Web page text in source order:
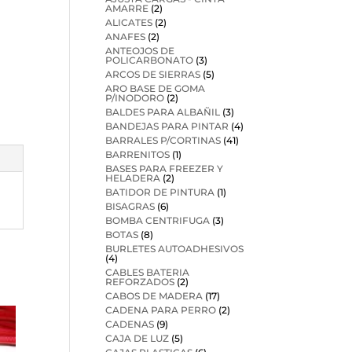
AMARRE (2)
ALICATES (2)
ANAFES (2)
ANTEOJOS DE
POLICARBONATO (3)
ARCOS DE SIERRAS (5)
ARO BASE DE GOMA
P/INODORO (2)
BALDES PARA ALBAÑIL (3)
BANDEJAS PARA PINTAR (4)
BARRALES P/CORTINAS (41)
BARRENITOS (1)
BASES PARA FREEZER Y
HELADERA (2)
BATIDOR DE PINTURA (1)
BISAGRAS (6)
BOMBA CENTRIFUGA (3)
BOTAS (8)
BURLETES AUTOADHESIVOS
(4)
CABLES BATERIA
REFORZADOS (2)
CABOS DE MADERA (17)
CADENA PARA PERRO (2)
CADENAS (9)
CAJA DE LUZ (5)